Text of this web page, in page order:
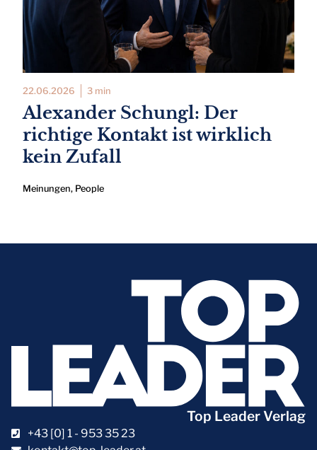
22.06.2026 3 min
Alexander Schungl: Der
richtige Kontakt ist wirklich
kein Zufall
Meinungen, People
Top Leader Verlag
+43 [0] 1 - 953 35 23